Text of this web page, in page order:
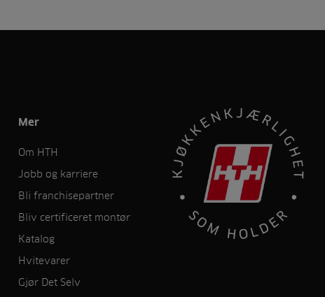
Mer
Om HTH
Jobb og karriere
Bli franchisepartner
Bliv certificeret montør
Katalog
Hvitevarer
Gjør Det Selv